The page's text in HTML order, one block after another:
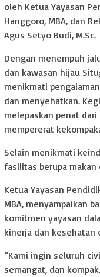
oleh Ketua Yayasan
Hanggoro, MBA, dan
Agus Setyo Budi, M.Sc.
Dengan menempuh
dan kawasan hijau
menikmati
dan menyehatkan.
melepaskan penat
mempererat
Selain menikmati
fasilitas berupa
Ketua Yayasan
MBA, menyampaikan
komitmen yayasan
kinerja dan kesehatan
“Kami ingin seluruh
semangat, dan